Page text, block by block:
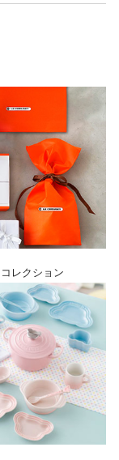
レクション